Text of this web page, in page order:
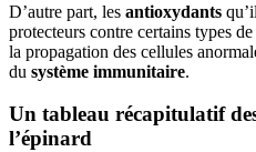
D’autre part, les antioxydants
protecteurs contre certains types
la propagation des cellules
du système immunitaire.
Un tableau récapitulatif
l’épinard